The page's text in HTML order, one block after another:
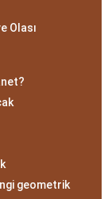
Olası
geometrik